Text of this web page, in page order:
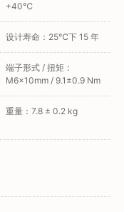
+40℃
设计寿命：25℃下 15 年
端子形式 / 扭矩：
M6×10mm / 9.1±0.9 Nm
重量：7.8 ± 0.2 kg